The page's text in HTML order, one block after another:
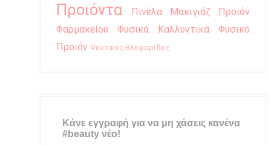
Προιόντα
Πινέλα Μακιγιάζ
Προιόν
Φαρμακείου
Φυσικά Καλλυντικά
Φυσικό
Προιόν Ψευτικες Βλεφαρίδες
Κάνε εγγραφή για να μη χάσεις κανένα
#beauty νέο!